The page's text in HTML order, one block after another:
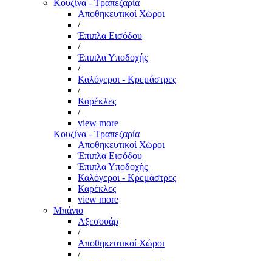
Κουζίνα - Τραπεζαρία
Αποθηκευτικοί Χώροι
/
Έπιπλα Εισόδου
/
Έπιπλα Υποδοχής
/
Καλόγεροι - Κρεμάστρες
/
Καρέκλες
/
view more
Κουζίνα - Τραπεζαρία
Αποθηκευτικοί Χώροι
Έπιπλα Εισόδου
Έπιπλα Υποδοχής
Καλόγεροι - Κρεμάστρες
Καρέκλες
view more
Μπάνιο
Αξεσουάρ
/
Αποθηκευτικοί Χώροι
/